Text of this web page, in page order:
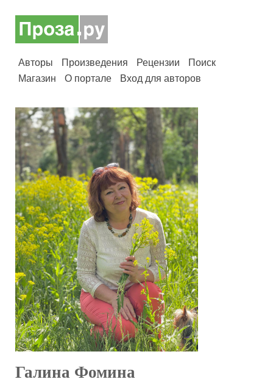
Авторы Произведения Рецензии
Поиск
Магазин
О портале Вход для авторов
Галина Фомина